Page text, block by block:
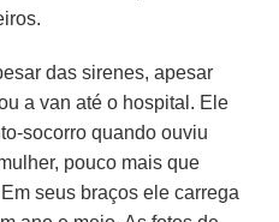
das sirenes, apesar
a van até o hospital. Ele
socorro quando ouviu
pouco mais que
seus braços ele carrega